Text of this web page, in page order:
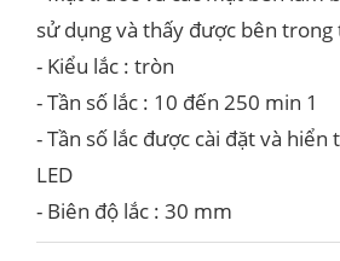
sử dụng và thấy được bên trong
- Kiểu lắc : tròn
- Tần số lắc : 10 đến 250 min 1
- Tần số lắc được cài đặt và
LED
- Biên độ lắc : 30 mm